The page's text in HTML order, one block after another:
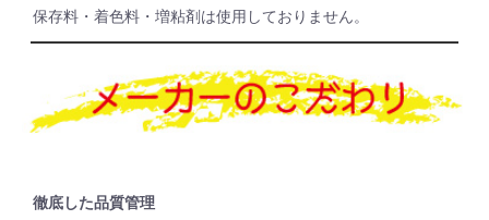
保存料・着色料・増粘剤は使用しておりません。
徹底した品質管理